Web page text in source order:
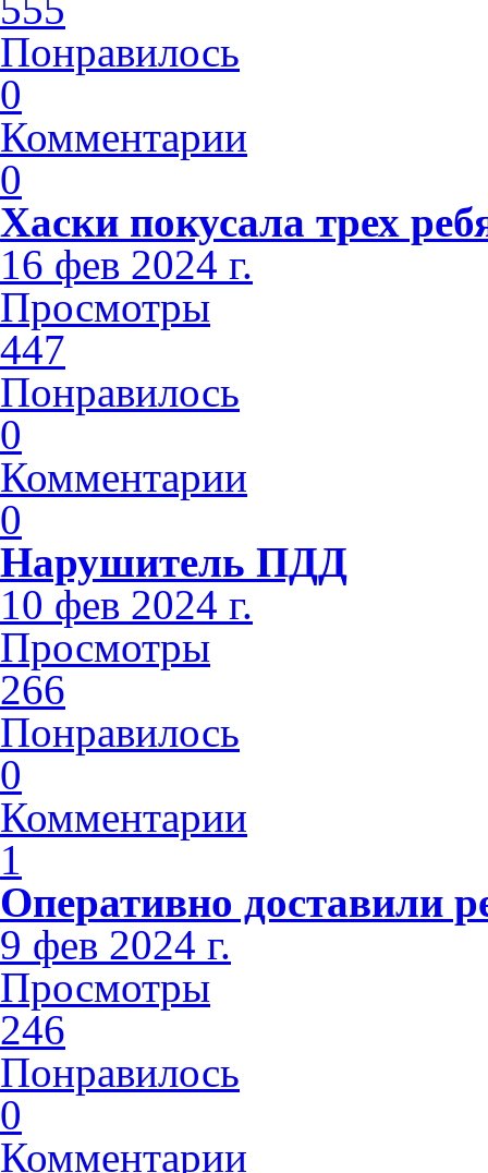
Понравилось
0
Комментарии
0
Хаски покусала трех
16 фев 2024 г.
Просмотры
447
Понравилось
0
Комментарии
0
Нарушитель ПДД
10 фев 2024 г.
Просмотры
266
Понравилось
0
Комментарии
1
Оперативно доставили
9 фев 2024 г.
Просмотры
246
Понравилось
0
Комментарии